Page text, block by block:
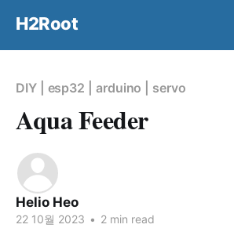
H2Root
DIY| esp32 arduino servo
Aqua Feeder
Helio Heo
22 10월 2023 • 2 min read